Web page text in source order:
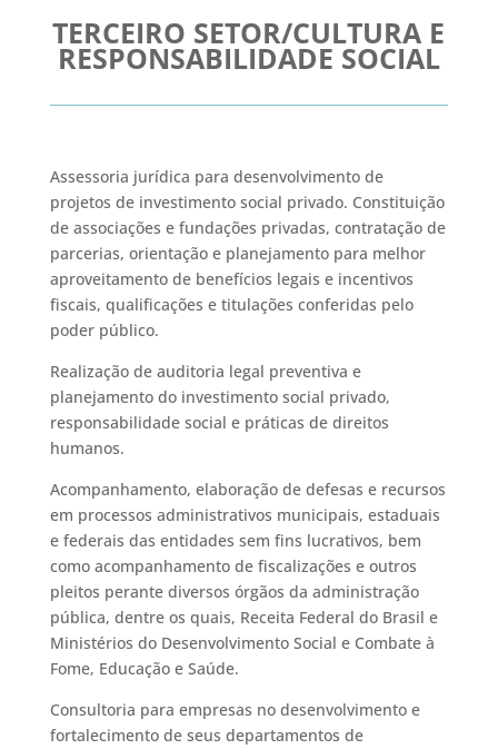
TERCEIRO SETOR/CULTURA E
RESPONSABILIDADE SOCIAL
Assessoria jurídica para desenvolvimento de
projetos de investimento social privado. Constituição
de associações e fundações privadas, contratação de
parcerias, orientação e planejamento para melhor
aproveitamento de benefícios legais e incentivos
fiscais, qualificações e titulações conferidas pelo
poder público.
Realização de auditoria legal preventiva e
planejamento do investimento social privado,
responsabilidade social e práticas de direitos
humanos.
Acompanhamento, elaboração de defesas e recursos
em processos administrativos municipais, estaduais
e federais das entidades sem fins lucrativos, bem
como acompanhamento de fiscalizações e outros
pleitos perante diversos órgãos da administração
pública, dentre os quais, Receita Federal do Brasil e
Ministérios do Desenvolvimento Social e Combate à
Fome, Educação e Saúde.
Consultoria para empresas no desenvolvimento e
fortalecimento de seus departamentos de